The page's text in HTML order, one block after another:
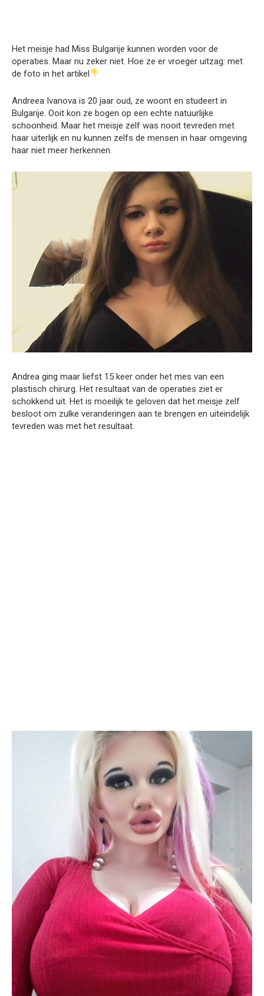
Het meisje had Miss Bulgarije kunnen worden voor de
operaties. Maar nu zeker niet. Hoe ze er vroeger uitzag: met
de foto in het artikel
Andreea Ivanova is 20 jaar oud, ze woont en studeert in
Bulgarije. Ooit kon ze bogen op een echte natuurlijke
schoonheid. Maar het meisje zelf was nooit tevreden met
haar uiterlijk en nu kunnen zelfs de mensen in haar omgeving
haar niet meer herkennen.
Andrea ging maar liefst 15 keer onder het mes van een
plastisch chirurg. Het resultaat van de operaties ziet er
schokkend uit. Het is moeilijk te geloven dat het meisje zelf
besloot om zulke veranderingen aan te brengen en uiteindelijk
tevreden was met het resultaat.